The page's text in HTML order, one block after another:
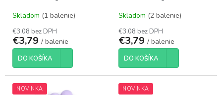
t
o
v
Skladom (1 balenie)
€3,08 bez DPH
€3,79 / balenie
DO KOŠÍKA
Skladom (2 balenie)
€3,08 bez DPH
€3,79 / balenie
DO KOŠÍKA
NOVINKA NOVINKA